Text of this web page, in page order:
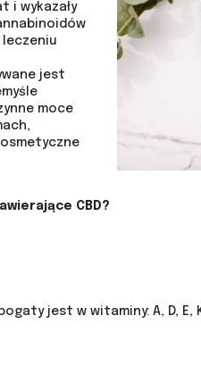
i wykazały
jest
moce
CBD?
jest w witaminy: A, D, E,